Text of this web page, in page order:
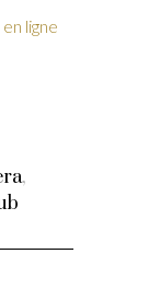
en ligne
,